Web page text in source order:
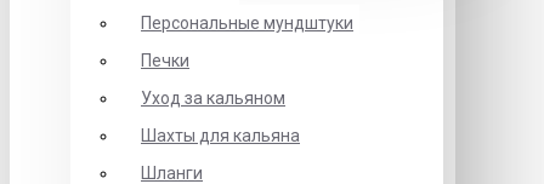
Персональные мундштуки
Печки
Уход за кальяном
Шахты для кальяна
Шланги